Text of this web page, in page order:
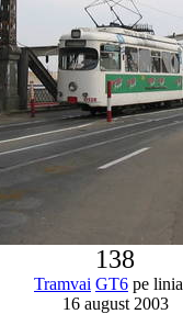
138
Tramvai GT6 pe linia
16 august 2003